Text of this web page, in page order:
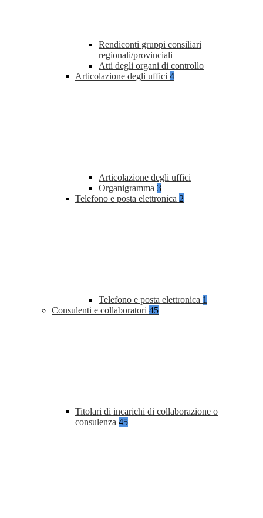
Rendiconti gruppi consiliari
regionali/provinciali
Atti degli organi di controllo
Articolazione degli uffici 4
Articolazione degli uffici
Organigramma 3
Telefono e posta elettronica 2
Telefono e posta elettronica 1
Consulenti e collaboratori 45
Titolari di incarichi di collaborazione o
consulenza 45